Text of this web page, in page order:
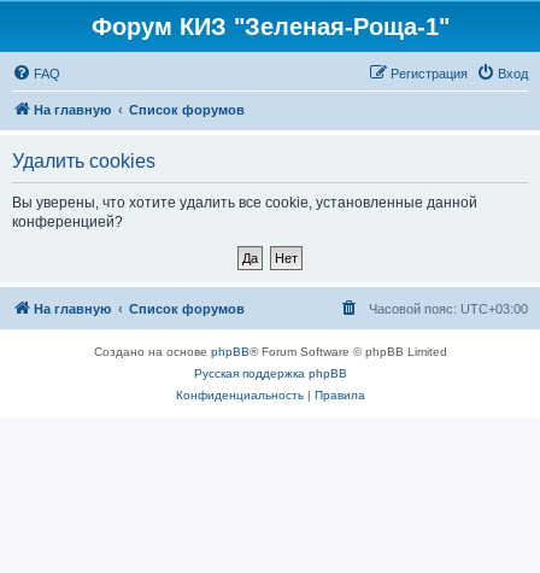
Форум КИЗ "Зеленая-Роща-1"
FAQ Вход
Регистрация
На главную Список форумов
Удалить cookies
Вы уверены, что хотите удалить все cookie, установленные данной
конференцией?
На главную Список форумов Часовой пояс: UTC+03:00
Создано на основе phpBB® Forum Software © phpBB Limited
Русская поддержка phpBB
Конфиденциальность| Правила